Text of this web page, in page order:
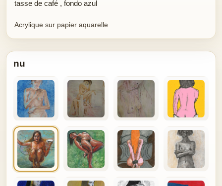
tasse de café , fondo azul
Acrylique sur papier aquarelle
nu